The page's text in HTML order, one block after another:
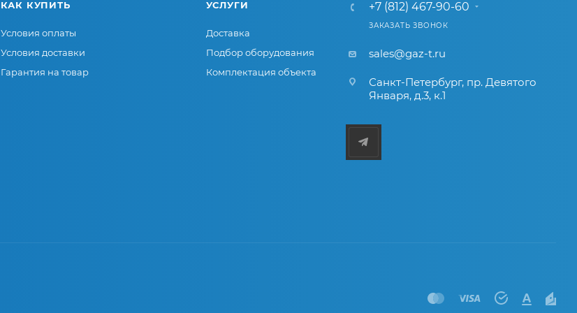
КАК КУПИТЬ
Условия оплаты
Условия доставки
Гарантия на товар
УСЛУГИ
Доставка
Подбор оборудования
Комплектация объекта
+7 (812) 467-90-60
ЗАКАЗАТЬ ЗВОНОК
sales@gaz-t.ru
Санкт-Петербург, пр. Девятого
Января, д.3, к.1